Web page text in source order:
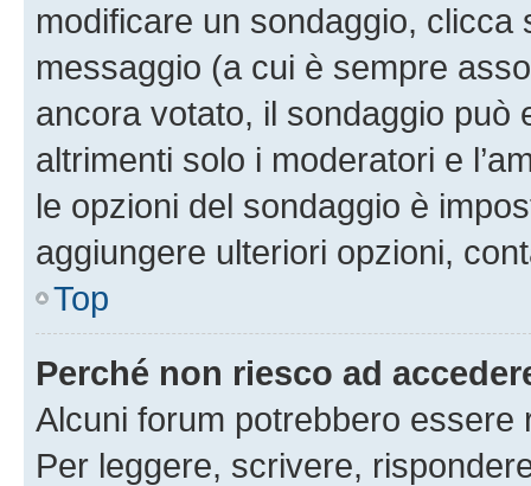
modificare un sondaggio,
messaggio (a cui è sempre
ancora votato, il sondaggio può
altrimenti solo i moderatori e
le opzioni del sondaggio è
aggiungere ulteriori opzioni,
Top
Perché non riesco ad
Alcuni forum potrebbero
Per leggere, scrivere,